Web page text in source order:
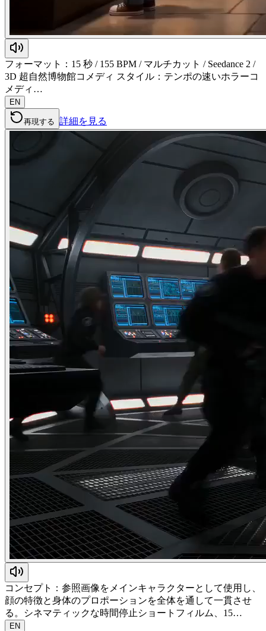
フォーマット：15 秒 / 155 BPM / マルチカット / Seedance 2 /
3D 超自然博物館コメディ スタイル：テンポの速いホラーコ
メディ…
EN
再現する 詳細を見る
コンセプト：参照画像をメインキャラクターとして使用し、
顔の特徴と身体のプロポーションを全体を通して一貫させ
る。シネマティックな時間停止ショートフィルム、15…
EN